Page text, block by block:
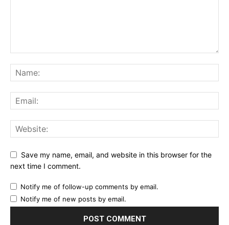
Save my name, email, and website in this browser for the
next time I comment.
Notify me of follow-up comments by email.
Notify me of new posts by email.